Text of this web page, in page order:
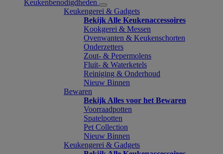
Keukenbenodigdheden
Keukengerei & Gadgets
Bekijk Alle Keukenaccessoires
Kookgerei & Messen
Ovenwanten & Keukenschorten
Onderzetters
Zout- & Pepermolens
Fluit- & Waterketels
Reiniging & Onderhoud
Nieuw Binnen
Bewaren
Bekijk Alles voor het Bewaren
Voorraadpotten
Spatelpotten
Pet Collection
Nieuw Binnen
Keukengerei & Gadgets